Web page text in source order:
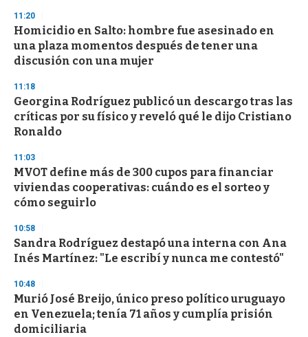
11:20
Homicidio en Salto: hombre fue asesinado en
una plaza momentos después de tener una
discusión con una mujer
11:18
Georgina Rodríguez publicó un descargo tras las
críticas por su físico y reveló qué le dijo Cristiano
Ronaldo
11:03
MVOT define más de 300 cupos para financiar
viviendas cooperativas: cuándo es el sorteo y
cómo seguirlo
10:58
Sandra Rodríguez destapó una interna con Ana
Inés Martínez: "Le escribí y nunca me contestó"
10:48
Murió José Breijo, único preso político uruguayo
en Venezuela; tenía 71 años y cumplía prisión
domiciliaria